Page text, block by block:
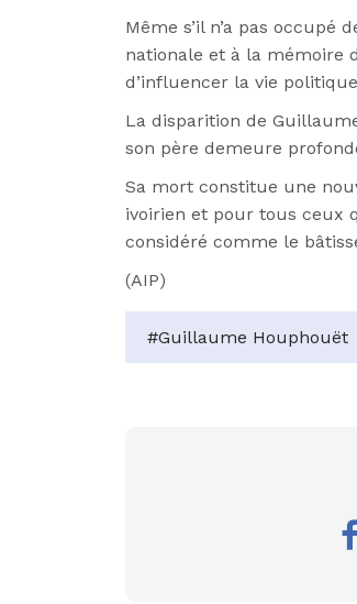
Même s’il n’a pas
nationale et à la mémoire
d’influencer la vie
La disparition de
son père demeure
Sa mort constitue une
ivoirien et pour tous ceux
considéré comme le
(AIP)
#Guillaume Houphouët